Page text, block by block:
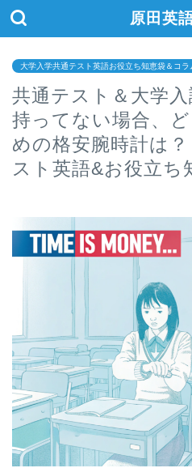
原田英
大学入学共通テスト英語お役立ち知恵袋＆コラ
共通テスト＆大学
持ってない場合、
めの格安腕時計は
スト英語&お役立ち